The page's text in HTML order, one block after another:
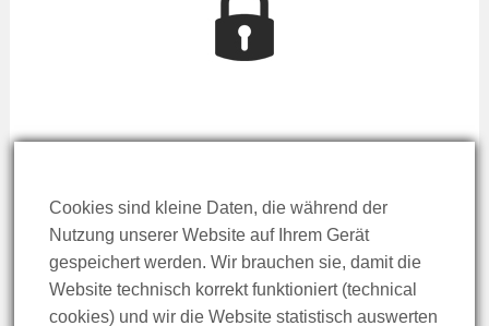
Cookies sind kleine Daten, die während der
Nutzung unserer Website auf Ihrem Gerät
gespeichert werden. Wir brauchen sie, damit die
Website technisch korrekt funktioniert (technical
cookies) und wir die Website statistisch auswerten